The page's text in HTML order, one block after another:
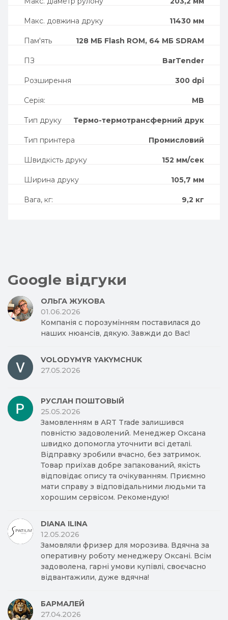
Макс. довжина друку 11430 мм
Пам'ять 128 МБ Flash ROM, 64 МБ SDRAM
ПЗ BarTender
Розширення 300 dpi
Серія: MB
Тип друку Термо-термотрансферний друк
Тип принтера Промисловий
Швидкість друку 152 мм/сек
Ширина друку 105,7 мм
Вага, кг: 9,2 кг
Google відгуки
ОЛЬГА ЖУКОВА
01.06.2026
Компанія с порозумінням поставилася до
наших нюансів, дякую. Завжди до Вас!
VOLODYMYR YAKYMCHUK
27.05.2026
РУСЛАН ПОШТОВЫЙ
25.05.2026
Замовленням в ART Trade залишився
повністю задоволений. Менеджер Оксана
швидко допомогла уточнити всі деталі.
Відправку зробили вчасно, без затримок.
Товар приїхав добре запакований, якість
відповідає опису та очікуванням. Приємно
мати справу з відповідальними людьми та
хорошим сервісом. Рекомендую!
DIANA ILINA
12.05.2026
Замовляли фризер для морозива. Вдячна за
оперативну роботу менеджеру Оксані. Всім
задоволена, гарні умови купівлі, своєчасно
відвантажили, дуже вдячна!
БАРМАЛЕЙ
27.04.2026